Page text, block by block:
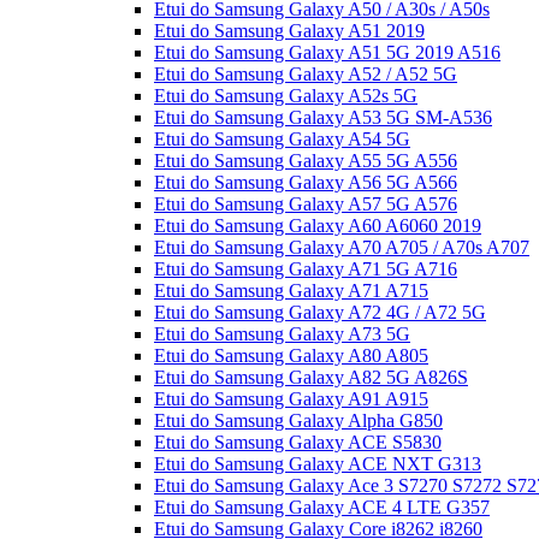
Etui do Samsung Galaxy A50 / A30s / A50s
Etui do Samsung Galaxy A51 2019
Etui do Samsung Galaxy A51 5G 2019 A516
Etui do Samsung Galaxy A52 / A52 5G
Etui do Samsung Galaxy A52s 5G
Etui do Samsung Galaxy A53 5G SM-A536
Etui do Samsung Galaxy A54 5G
Etui do Samsung Galaxy A55 5G A556
Etui do Samsung Galaxy A56 5G A566
Etui do Samsung Galaxy A57 5G A576
Etui do Samsung Galaxy A60 A6060 2019
Etui do Samsung Galaxy A70 A705 / A70s A707
Etui do Samsung Galaxy A71 5G A716
Etui do Samsung Galaxy A71 A715
Etui do Samsung Galaxy A72 4G / A72 5G
Etui do Samsung Galaxy A73 5G
Etui do Samsung Galaxy A80 A805
Etui do Samsung Galaxy A82 5G A826S
Etui do Samsung Galaxy A91 A915
Etui do Samsung Galaxy Alpha G850
Etui do Samsung Galaxy ACE S5830
Etui do Samsung Galaxy ACE NXT G313
Etui do Samsung Galaxy Ace 3 S7270 S7272
Etui do Samsung Galaxy ACE 4 LTE G357
Etui do Samsung Galaxy Core i8262 i8260